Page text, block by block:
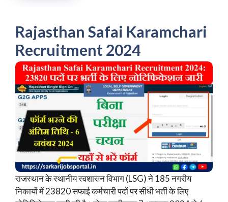
Rajasthan Safai Karamchari
Recruitment 2024
राजस्थान के स्थानीय स्वशासन विभाग (LSG) ने 185 नगरीय
निकायों में 23820 सफाई कर्मचारी पदों पर सीधी भर्ती के लिए